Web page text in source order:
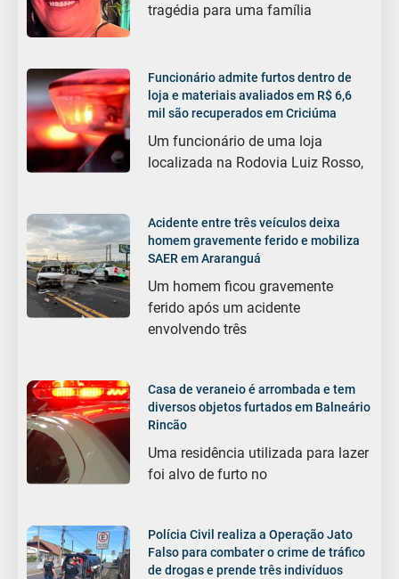
tragédia para uma família
Funcionário admite furtos dentro de
loja e materiais avaliados em R$ 6,6
mil são recuperados em Criciúma
Um funcionário de uma loja
localizada na Rodovia Luiz Rosso,
Acidente entre três veículos deixa
homem gravemente ferido e mobiliza
SAER em Araranguá
Um homem ficou gravemente
ferido após um acidente
envolvendo três
Casa de veraneio é arrombada e tem
diversos objetos furtados em Balneário
Rincão
Uma residência utilizada para lazer
foi alvo de furto no
Polícia Civil realiza a Operação Jato
Falso para combater o crime de tráfico
de drogas e prende três indivíduos